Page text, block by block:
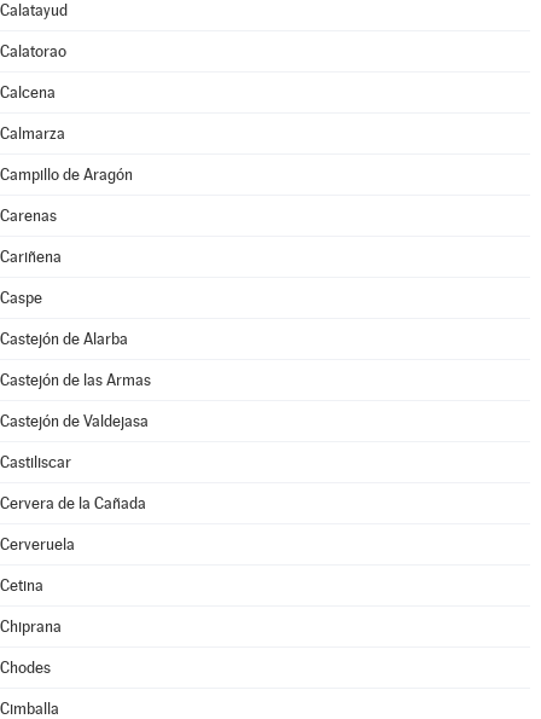
Calatayud
Calatorao
Calcena
Calmarza
Campillo de Aragón
Carenas
Cariñena
Caspe
Castejón de Alarba
Castejón de las Armas
Castejón de Valdejasa
Castiliscar
Cervera de la Cañada
Cerveruela
Cetina
Chiprana
Chodes
Cimballa